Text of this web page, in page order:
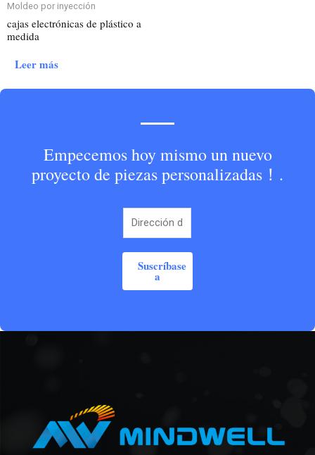
Moldeo por inyección
cajas electrónicas de plástico a
medida
Leer más
Empecemos hoy mismo un nuevo
proyecto de piezas personalizadas！.
Suscríbase
a